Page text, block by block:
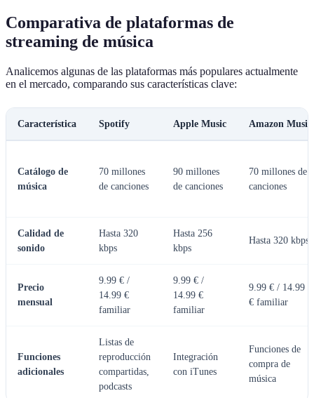
Comparativa de plataformas de
streaming de música
Analicemos algunas de las plataformas más populares actualmente
en el mercado, comparando sus características clave:
Característica Spotify Apple Music Amazon Music
Catálogo de
música
70 millones
de canciones
90 millones
de canciones
70 millones de
canciones
Calidad de
sonido
Hasta 320
kbps
Hasta 256
kbps
Hasta 320 kbps
Precio
mensual
9.99 € /
14.99 €
familiar
9.99 € /
14.99 €
familiar
9.99 € / 14.99
€ familiar
Funciones
adicionales
Listas de
reproducción
compartidas,
podcasts
Integración
con iTunes
Funciones de
compra de
música